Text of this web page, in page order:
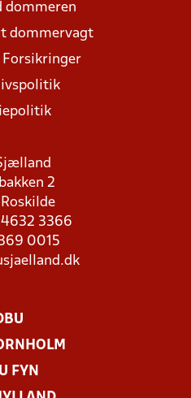
dommeren
dommervagt
2
4632 3366
0015
FYN